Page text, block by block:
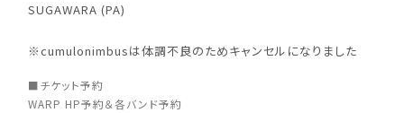
SUGAWARA (PA)
※cumulonimbusは体調不良のためキャンセルになりました
■チケット予約
WARP HP予約＆各バンド予約